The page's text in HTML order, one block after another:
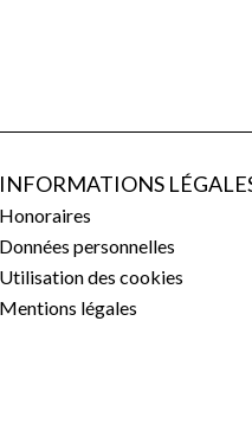
INFORMATIONS
Honoraires
Données personnelles
Utilisation des cookies
Mentions légales